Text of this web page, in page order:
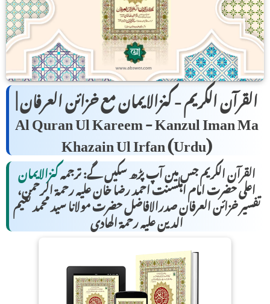
القرآن الکریم - کنزالایمان مع خزائن العرفان |
Al Quran Ul Kareem - Kanzul Iman Ma
Khazain Ul Irfan (Urdu)
القرآن الکریم جس مین آپ پڑھ سکیں گے: ترجمہکنزالایمان
اعلی حضرت امام اہلسنت احمد رضا خان علیہ رحمۃ الرحمن،
تفسیر خزائن العرفان صدرالافاضل حضرت مولانا سید محمد نعیم
الدین علیہ رحمۃ الھادی